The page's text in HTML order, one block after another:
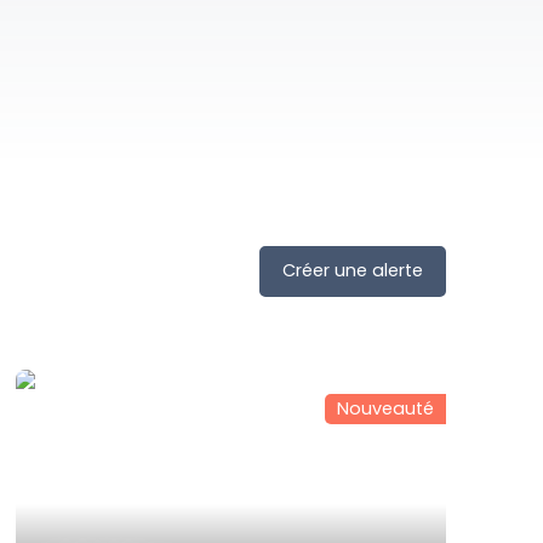
Créer une alerte
Nouveauté